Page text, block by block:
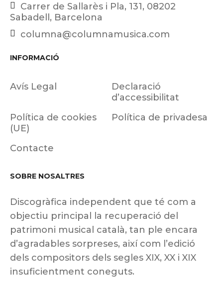
Carrer de Sallarès i Pla, 131, 08202
Sabadell, Barcelona
columna@columnamusica.com
INFORMACIÓ
Avís Legal
Declaració
d’accessibilitat
Política de cookies
(UE)
Política de privadesa
Contacte
SOBRE NOSALTRES
Discogràfica independent que té com a
objectiu principal la recuperació del
patrimoni musical català, tan ple encara
d’agradables sorpreses, així com l’edició
dels compositors dels segles XIX, XX i XIX
insuficientment coneguts.